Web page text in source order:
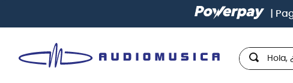
Paga conhasta 12
Hola, ¿qué